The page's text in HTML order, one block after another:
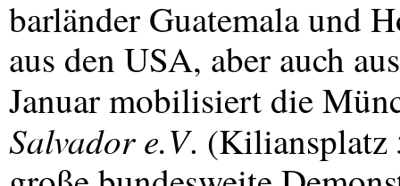
barländer Guatemala und
aus den USA, aber auch
Januar mobilisiert die
Salvador e.V. (Kiliansplatz